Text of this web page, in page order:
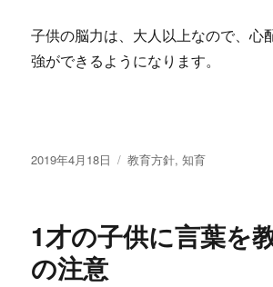
子供の脳力は、大人以上なので、心
強ができるようになります。
投
2019年4月18日
カ
ー
教育方針,知育
1才の子供に言葉を
の注意